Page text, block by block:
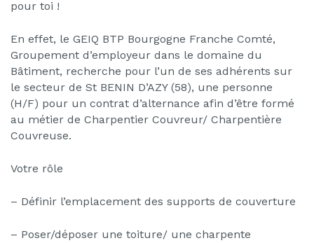
pour toi !
En effet, le GEIQ BTP Bourgogne Franche Comté,
Groupement d’employeur dans le domaine du
Bâtiment, recherche pour l’un de ses adhérents sur
le secteur de St BENIN D’AZY (58), une personne
(H/F) pour un contrat d’alternance afin d’être formé
au métier de Charpentier Couvreur/ Charpentière
Couvreuse.
Votre rôle
– Définir l’emplacement des supports de couverture
– Poser/déposer une toiture/ une charpente